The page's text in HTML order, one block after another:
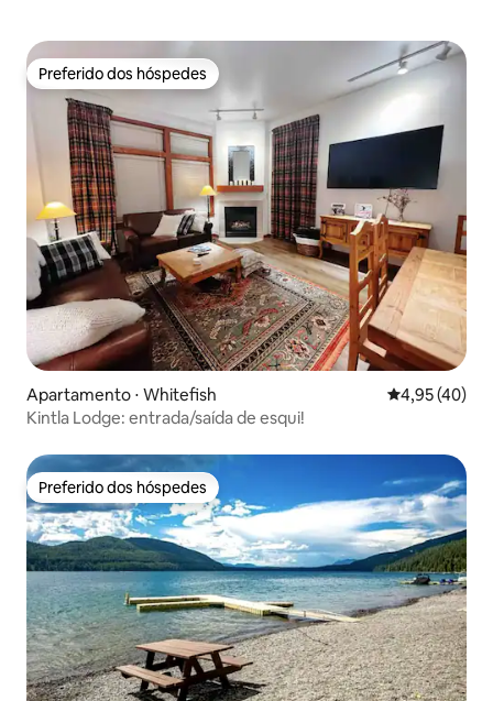
Preferido dos hóspedes
Preferido dos hóspedes
Apartamento ⋅ Whitefish 4,95 de uma
4,95 (40)
Kintla Lodge: entrada/saída de esqui!
Preferido dos hóspedes
Preferido dos hóspedes